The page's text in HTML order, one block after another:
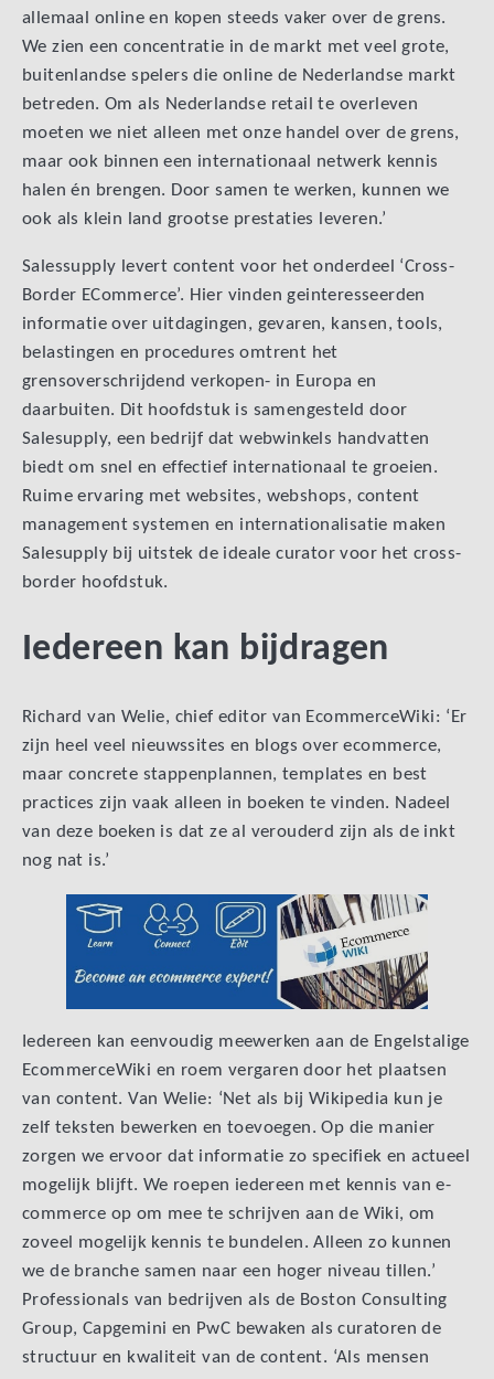
allemaal online en kopen steeds vaker over de grens.
We zien een concentratie in de markt met veel grote,
buitenlandse spelers die online de Nederlandse markt
betreden. Om als Nederlandse retail te overleven
moeten we niet alleen met onze handel over de grens,
maar ook binnen een internationaal netwerk kennis
halen én brengen. Door samen te werken, kunnen we
ook als klein land grootse prestaties leveren.’
Salessupply levert content voor het onderdeel ‘Cross-
Border ECommerce’. Hier vinden geinteresseerden
informatie over uitdagingen, gevaren, kansen, tools,
belastingen en procedures omtrent het
grensoverschrijdend verkopen- in Europa en
daarbuiten. Dit hoofdstuk is samengesteld door
Salesupply, een bedrijf dat webwinkels handvatten
biedt om snel en effectief internationaal te groeien.
Ruime ervaring met websites, webshops, content
management systemen en internationalisatie maken
Salesupply bij uitstek de ideale curator voor het cross-
border hoofdstuk.
Iedereen kan bijdragen
Richard van Welie, chief editor van EcommerceWiki: ‘Er
zijn heel veel nieuwssites en blogs over ecommerce,
maar concrete stappenplannen, templates en best
practices zijn vaak alleen in boeken te vinden. Nadeel
van deze boeken is dat ze al verouderd zijn als de inkt
nog nat is.’
Iedereen kan eenvoudig meewerken aan de Engelstalige
EcommerceWiki en roem vergaren door het plaatsen
van content. Van Welie: ‘Net als bij Wikipedia kun je
zelf teksten bewerken en toevoegen. Op die manier
zorgen we ervoor dat informatie zo specifiek en actueel
mogelijk blijft. We roepen iedereen met kennis van e-
commerce op om mee te schrijven aan de Wiki, om
zoveel mogelijk kennis te bundelen. Alleen zo kunnen
we de branche samen naar een hoger niveau tillen.’
Professionals van bedrijven als de Boston Consulting
Group, Capgemini en PwC bewaken als curatoren de
structuur en kwaliteit van de content. ‘Als mensen